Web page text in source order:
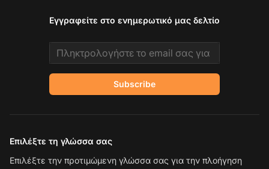
Εγγραφείτε στο ενημερωτικό μας δελτίο
Email address
Subscribe
Επιλέξτε τη γλώσσα σας
Επιλέξτε την προτιμώμενη γλώσσα σας για την πλοήγηση